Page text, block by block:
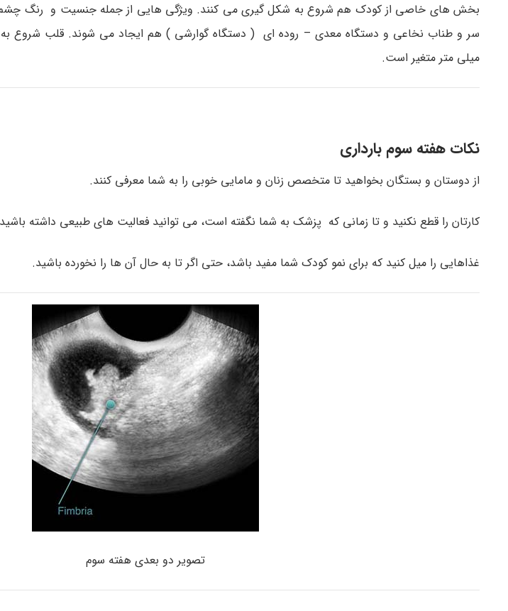
بخش های خاصی از کودک هم شروع به شکل گیری می کنند. ویژگی هایی از جمله جنسیت و رنگ
میلی متر متغیر است.
نکات هفته سوم بارداری
از دوستان و بستگان بخواهید تا متخصص زنان و مامایی خوبی را به شما معرفی کنند.
کارتان را قطع نکنید و تا زمانی که پزشک به شما نگفته است، می توانید فعالیت های طبیعی داشته
غذاهایی را میل کنید که برای نمو کودک شما مفید باشد، حتی اگر تا به حال آن ها را نخورده باشید.
تصویر دو بعدی هفته سوم